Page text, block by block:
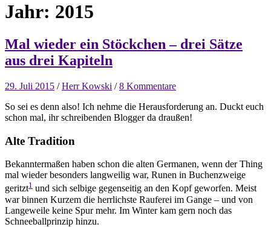
Jahr: 2015
Mal wieder ein Stöckchen – drei Sätze
aus drei Kapiteln
29. Juli 2015 /Herr Kowski /8 Kommentare
So sei es denn also! Ich nehme die Herausforderung an. Duckt euch
schon mal, ihr schreibenden Blogger da draußen!
Alte Tradition
Bekanntermaßen haben schon die alten Germanen, wenn der Thing
mal wieder besonders langweilig war, Runen in Buchenzweige
geritzt1 und sich selbige gegenseitig an den Kopf geworfen. Meist
war binnen Kurzem die herrlichste Rauferei im Gange – und von
Langeweile keine Spur mehr. Im Winter kam gern noch das
Schneeballprinzip hinzu.